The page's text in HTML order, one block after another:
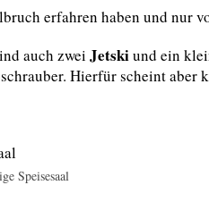
erfahren haben und nur
auch zwei Jetskiund ein
Hierfür scheint aber
Speisesaal